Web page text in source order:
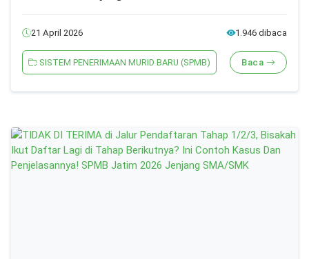
21 April 2026 1.946 dibaca
SISTEM PENERIMAAN MURID BARU (SPMB) Baca